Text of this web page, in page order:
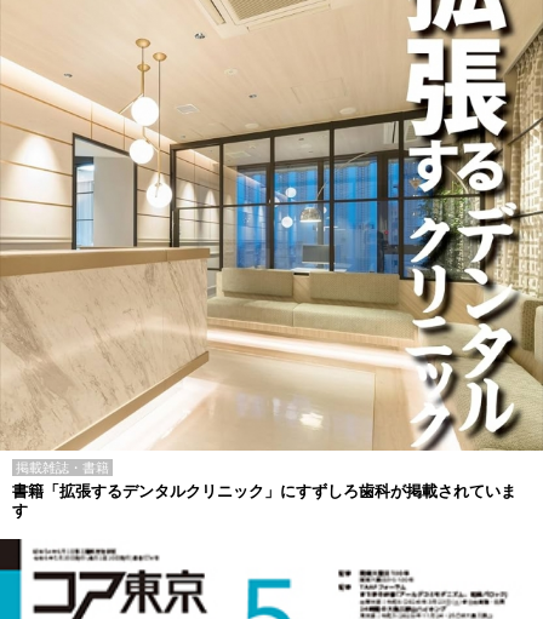
掲載雑誌・書籍
書籍「拡張するデンタルクリニック」にすずしろ歯科が掲載されていま
す